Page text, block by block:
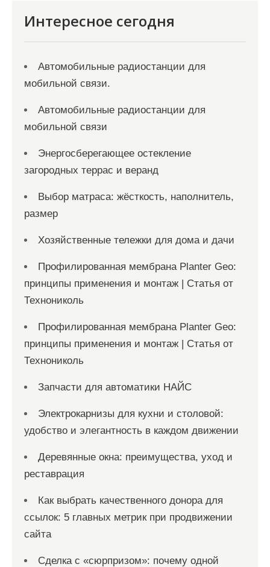
Интересное сегодня
Автомобильные радиостанции для
мобильной связи.
Автомобильные радиостанции для
мобильной связи
Энергосберегающее остекление
загородных террас и веранд
Выбор матраса: жёсткость, наполнитель,
размер
Хозяйственные тележки для дома и дачи
Профилированная мембрана Planter Geo:
принципы применения и монтаж | Статья от
Технониколь
Профилированная мембрана Planter Geo:
принципы применения и монтаж | Статья от
Технониколь
Запчасти для автоматики НАЙС
Электрокарнизы для кухни и столовой:
удобство и элегантность в каждом движении
Деревянные окна: преимущества, уход и
реставрация
Как выбрать качественного донора для
ссылок: 5 главных метрик при продвижении
сайта
Сделка с «сюрпризом»: почему одной